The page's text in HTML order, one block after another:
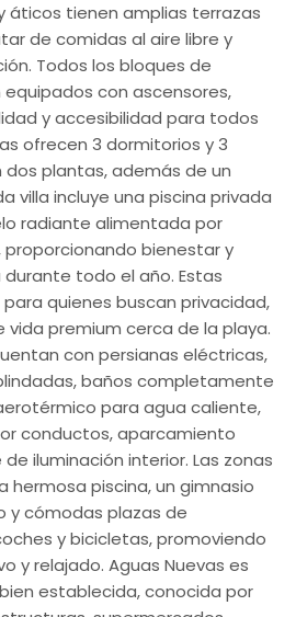
áticos tienen amplias terrazas
de comidas al aire libre y
Todos los bloques de
con ascensores,
y accesibilidad para todos
ofrecen 3 dormitorios y 3
plantas, además de un
villa incluye una piscina privada
radiante alimentada por
bienestar y
todo el año. Estas
quienes buscan privacidad,
vida premium cerca de la playa.
con persianas eléctricas,
baños completamente
para agua caliente,
conductos, aparcamiento
iluminación interior. Las zonas
hermosa piscina, un gimnasio
cómodas plazas de
y bicicletas, promoviendo
y relajado. Aguas Nuevas es
establecida, conocida por